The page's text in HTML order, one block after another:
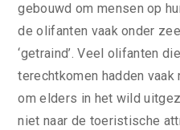
gebouwd om mensen op
de olifanten vaak onder
‘getraind’. Veel olifanten
terechtkomen hadden
om elders in het wild
niet naar de toeristische